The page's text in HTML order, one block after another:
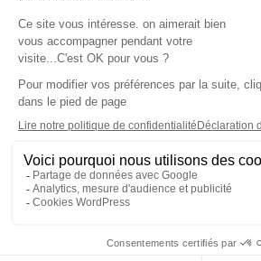
L'application Iphone / Android
Téléchargez
Les cookies
Gestion des cookies
Crédit photos : ©Sud Radio / Pierre